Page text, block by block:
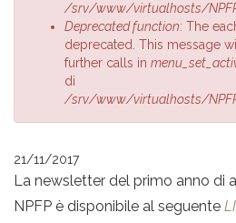
/srv/www/virtualhosts/
Deprecated function: The
deprecated. This message
further calls in
di
/srv/www/virtualhosts/
21/11/2017
La newsletter del primo anno di
NPFP è disponibile al seguente